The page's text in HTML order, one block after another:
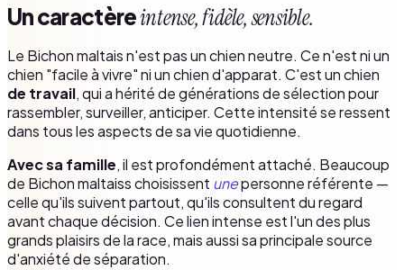
Un caractèreintense, fidèle, sensible.
Le Bichon maltais n'est pas un chien neutre. Ce n'est ni un
chien "facile à vivre" ni un chien d'apparat. C'est un chien
de travail, qui a hérité de générations de sélection pour
rassembler, surveiller, anticiper. Cette intensité se ressent
dans tous les aspects de sa vie quotidienne.
Avec sa famille, il est profondément attaché. Beaucoup
de Bichon maltaiss choisissent unepersonne référente —
celle qu'ils suivent partout, qu'ils consultent du regard
avant chaque décision. Ce lien intense est l'un des plus
grands plaisirs de la race, mais aussi sa principale source
d'anxiété de séparation.